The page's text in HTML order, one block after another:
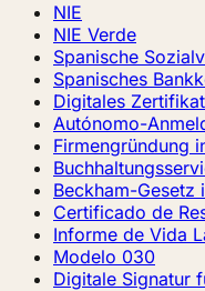
NIE
NIE Verde
Spanische
Spanisches
Digitales
Autónomo-
Firmengründung
Beckham-Gesetz
Certificado de
Informe de Vida
Modelo 030
Digitale Signatur